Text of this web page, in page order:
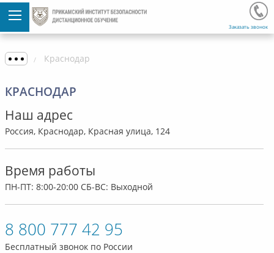
Заказать звонок
Краснодар
КРАСНОДАР
Наш адрес
Россия, Краснодар, Красная улица, 124
Время работы
ПН-ПТ: 8:00-20:00 СБ-ВС: Выходной
8 800 777 42 95
Бесплатный звонок по России